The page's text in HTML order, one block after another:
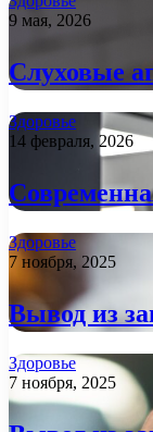
9 мая, 2026
Слуховые
Здоровье
14 февраля, 2026
Здоровье
7 ноября, 2025
Вывод из
Здоровье
7 ноября, 2025